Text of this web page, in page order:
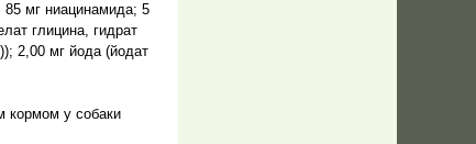
85 мг ниацинамида; 5
глицина, гидрат
2,00 мг йода (йодат
кормом у собаки